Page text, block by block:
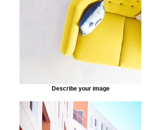
Describe your image